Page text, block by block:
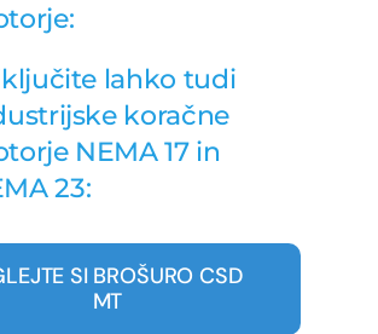
lahko tudi
koračne
NEMA 17 in
23:
SI BROŠURO CSD
MT